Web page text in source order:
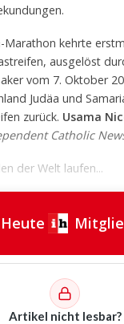
Marathon kehrte
ausgelöst
vom 7. Oktober
Judäa und
zurück. Usama
Catholic
der Welt laufen...
Artikel nicht lesbar?